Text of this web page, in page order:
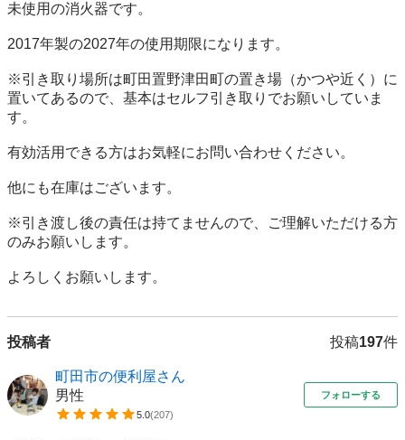
未使用の消火器です。
2017年製の2027年の使用期限になります。
※引き取り場所は町田置野津田町の置き場（かつや近く）に
置いてあるので、基本はセルフ引き取りでお願いしていま
す。
有効活用できる方はお気軽にお問い合わせください。
他にも在庫はございます。
※引き渡し後の責任は持てませんので、ご理解いただける方
のみお願いします。
よろしくお願いします。
投稿者 投稿197件
町田市の便利屋さん
男性
5.0(207)
フォローする